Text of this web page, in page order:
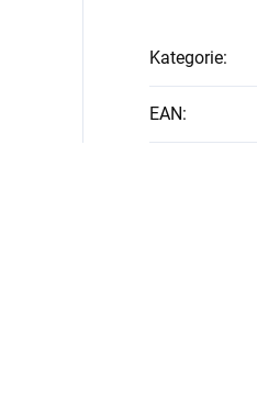
Kategorie:
EAN: